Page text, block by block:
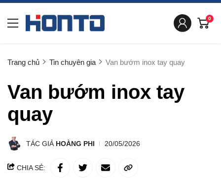
0
Trang chủ Tin chuyên gia Van bướm inox tay quay
Van bướm inox tay
quay
TÁC GIẢ HOÀNG PHI 20/05/2026
CHIA SẺ: